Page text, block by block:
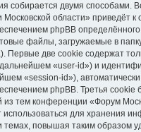
собирается двумя способами.
области» приведёт к
phpBB
файлы, загружаемые в
Первые две cookie содержат
«user-id») и
«session-id»),
phpBB. Третья cookie
из тем конференции «Форум
использоваться для хранения
темах, повышая таким образом